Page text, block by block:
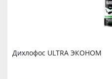
Дихлофос ULTRA ЭКОНОМ